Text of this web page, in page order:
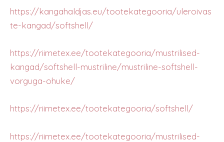
https://kangahaldjas.eu/tootekategooria/uleroivas
te-kangad/softshell/
https://riimetex.ee/tootekategooria/mustrilised-
kangad/softshell-mustriline/mustriline-softshell-
vorguga-ohuke/
https://riimetex.ee/tootekategooria/softshell/
https://riimetex.ee/tootekategooria/mustrilised-